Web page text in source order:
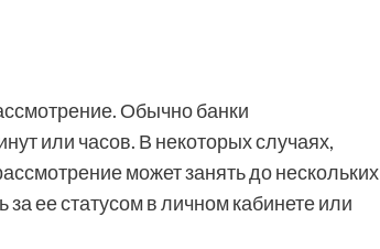
Обычно банки
или часов. В некоторых случаях,
может занять до нескольких
ее статусом в личном кабинете или